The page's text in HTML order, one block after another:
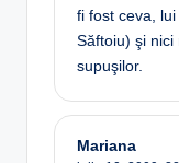
fi fost ceva,
Săftoiu) şi nici
supuşilor.
Mariana